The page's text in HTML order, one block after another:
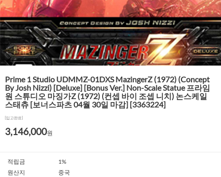
Prime 1 Studio UDMMZ-01DXS MazingerZ (1972) (Concept
By Josh Nizzi) [Deluxe] [Bonus Ver.] Non-Scale Statue 프라임
원 스튜디오 마징가Z (1972) (컨셉 바이 조셉 니치) 논스케일
스태츄 [보너스파츠 04월 30일 마감] [3363224]
[입고완료]
3,146,000원
적립금
1%
원산지
중국